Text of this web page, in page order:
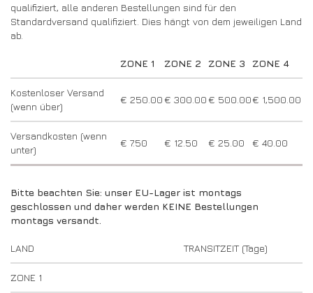
KONTAKT
HÄNDLER-ANFRAGE-SEITE
MEIN ACCOUNT
32FIVE
BLOG
DEALERS
RESSOURCEN
KONTAKT
MEIN ACCOUNT
HÄNDLER-ANFRAGE-SEITE
qualifiziert, alle anderen Bestellungen sind für den
Standardversand qualifiziert. Dies hängt von dem jeweiligen Land
ab.
ZONE 1 ZONE 2 ZONE 3 ZONE 4
Kostenloser Versand
(wenn über)
€ 250.00€ 300.00€ 500.00€ 1,500.00
Versandkosten (wenn
unter)
€ 7.50 € 12.50 € 25.00 € 40.00
Bitte beachten Sie: unser EU-Lager ist montags
geschlossen und daher werden KEINE Bestellungen
montags versandt.
LAND TRANSITZEIT (Tage)
ZONE 1